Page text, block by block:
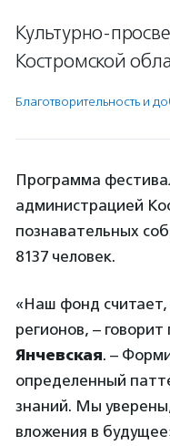
Культурно-
Костромской
Благотвори­тель­ность и
Программа
администрацией
познавательных
8137 человек.
«Наш фонд
регионов, –
Янчевская. –
определенный
знаний. Мы
вложения в